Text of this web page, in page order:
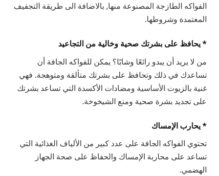
الفواكه الطازجة المصنوعة منها, بالاضافة الى طريقة التجفيف
المعتمدة وشروطها.
* يحافظ على بشرتك صحية وخالية من التجاعيد
من لا يريد أن يبدو رائعًا وشابًا؟ يمكن للفواكه الجافة أن
تساعدك في ذلك وتحافظ على بشرتك متألقة ومتوهجة. فهي
غنية بالزيوت الأساسية ومضادات الأكسدة التي تساعد بشرتك
على تجديد بشرة صحية ومنع الشيخوخة.
* يحارب الإمساك
تحتوي الفواكه الجافة على عدد كبير من الألياف الغذائية التي
تساعد على محاربة الإمساك والحفاظ على صحة الجهاز
الهضمي.